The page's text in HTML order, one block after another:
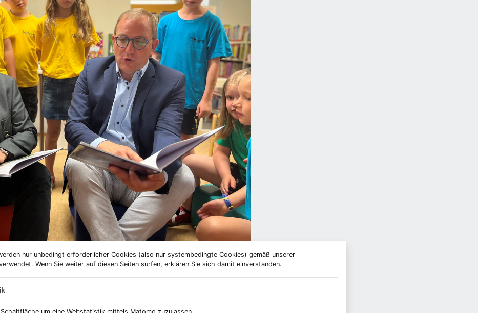
nur unbedingt erforderlicher Cookies (also nur systembedingte Cookies) gemäß unserer
Wenn Sie weiter auf diesen Seiten surfen, erklären Sie sich damit einverstanden.